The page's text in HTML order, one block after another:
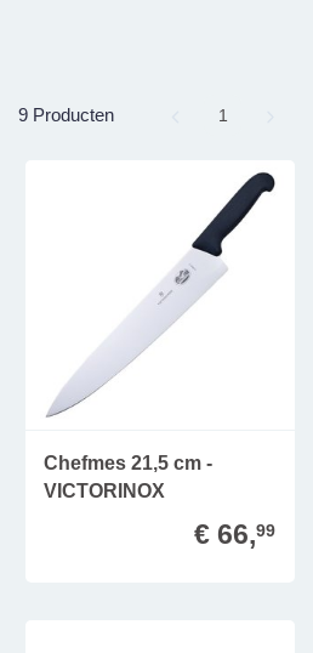
9 Producten Page
1
Chefmes 21,5 cm -
VICTORINOX
€ 66,99